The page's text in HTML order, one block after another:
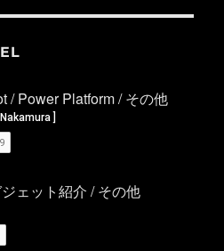
/ Power Platform / その他
ェット紹介 / その他